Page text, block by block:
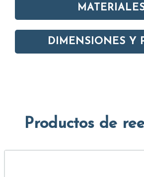
DIMENSIONES Y
Productos de